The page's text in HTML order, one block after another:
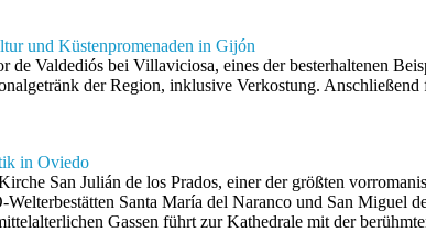
und Küstenpromenaden in Gijón
de Valdediós bei Villaviciosa, eines der besterhaltenen
der Region, inklusive Verkostung.
in Oviedo
San Julián de los Prados, einer der größten
Santa María del Naranco und San
Gassen führt zur Kathedrale mit der